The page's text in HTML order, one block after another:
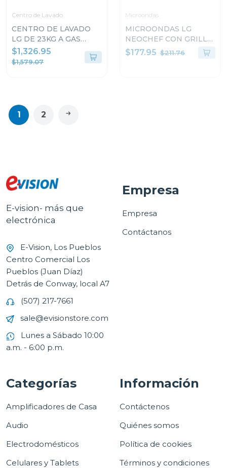
Centro de Lavado
CENTRO DE LAVADO
LG DE 23KG A GAS
COLOR GRIS
WM23VFXS6/DF74VFXS6B
$1,326.95
$1,579.07
Microondas
MICROONDAS LG
NEOCHEF CON GRILL
DE 1.5p³ DE 1200W
MH1596CIR
$177.95 $211.76
1 2
E-vision- más que
electrónica
E-Vision, Los Pueblos
Centro Comercial Los
Pueblos (Juan Díaz)
Detrás de Conway, local A7
(507) 217-7661
sale@evisionstore.com
Lunes a Sábado 10:00
a.m. - 6:00 p.m.
Empresa
Empresa
Contáctanos
Categorías
Amplificadores de Casa
Audio
Electrodomésticos
Celulares y Tablets
Información
Contáctenos
Quiénes somos
Política de cookies
Términos y condiciones